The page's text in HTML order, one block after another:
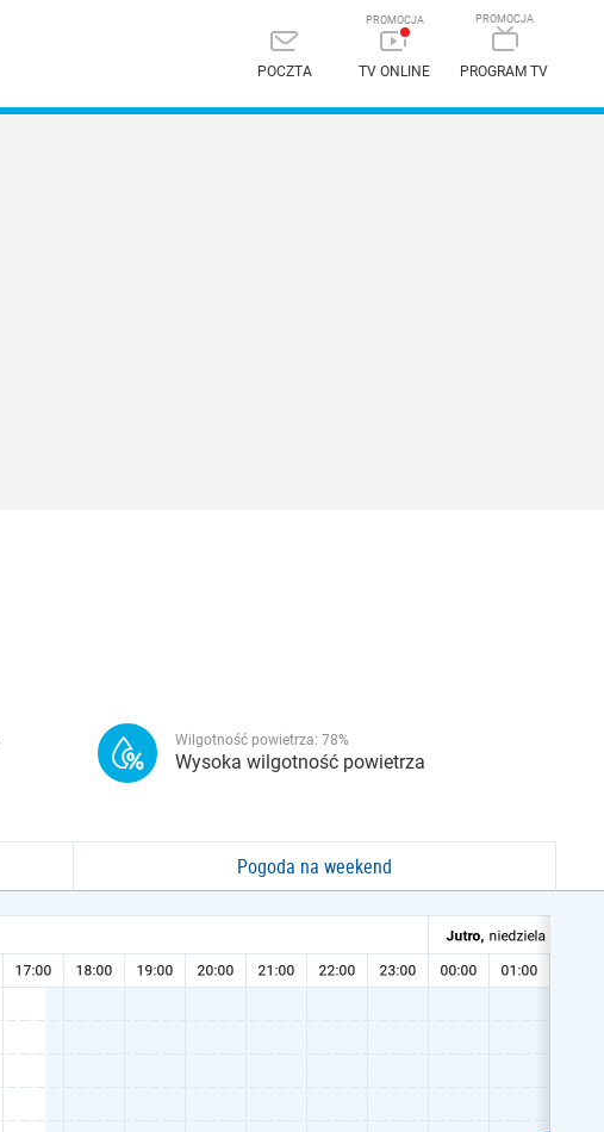
POCZTA TV ONLINE PROGRAM TV
Wilgotność powietrza: 78%
Wysoka wilgotność powietrza
Pogoda na weekend